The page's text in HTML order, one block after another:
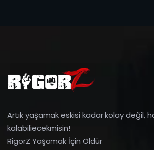
Artık yaşamak eskisi kadar kolay değil,
kalabiliecekmisin!
RigorZ Yaşamak İçin Öldür